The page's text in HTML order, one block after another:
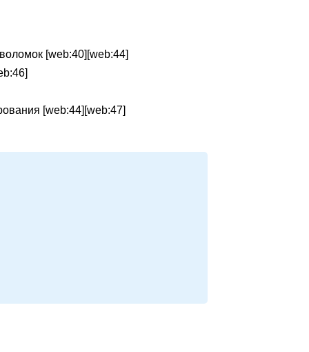
[web:40][web:44]
[web:44][web:47]